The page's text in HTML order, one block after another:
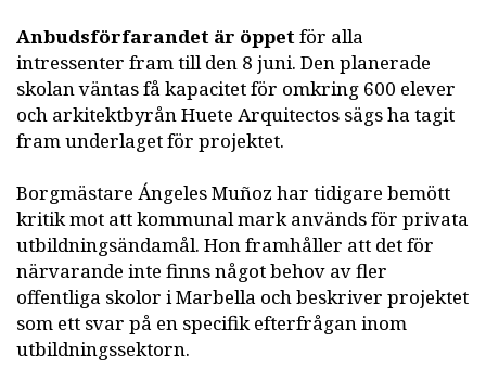
Anbudsförfarandet är öppetför alla
intressenter fram till den 8 juni. Den planerade
skolan väntas få kapacitet för omkring 600 elever
och arkitektbyrån Huete Arquitectos sägs ha tagit
fram underlaget för projektet.
Borgmästare Ángeles Muñoz har tidigare bemött
kritik mot att kommunal mark används för privata
utbildningsändamål. Hon framhåller att det för
närvarande inte finns något behov av fler
offentliga skolor i Marbella och beskriver projektet
som ett svar på en specifik efterfrågan inom
utbildningssektorn.